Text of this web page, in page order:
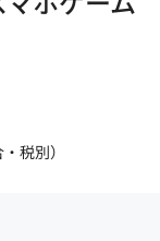
税別）